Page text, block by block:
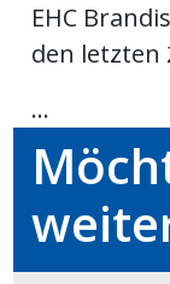
EHC
den letzten
...